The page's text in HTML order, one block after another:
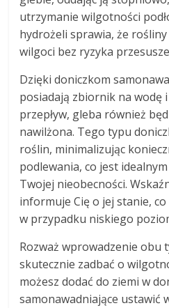
utrzymanie wilgotności
hydrożeli sprawia, że rośliny
wilgoci bez ryzyka
Dzięki doniczkom
posiadają zbiornik na wodę
przepływ, gleba również
nawilżona. Tego typu
roślin, minimalizując
podlewania, co jest
Twojej nieobecności.
informuje Cię o jej stanie,
w przypadku niskiego
Rozważ wprowadzenie obu
skutecznie zadbać o
możesz dodać do ziemi w
samonawadniające ustawić